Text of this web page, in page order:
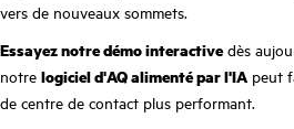
vers de nouveaux sommets.
Essayez notre démo interactivedès
notre logiciel d'AQ alimenté par l'IA peut
de centre de contact plus performant.